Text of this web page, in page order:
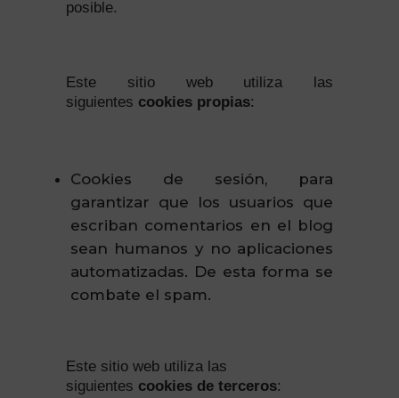
posible.
Este sitio web utiliza las
siguientes cookies propias:
Cookies de sesión, para
garantizar que los usuarios que
escriban comentarios en el blog
sean humanos y no aplicaciones
automatizadas. De esta forma se
combate el spam.
Este sitio web utiliza las
siguientes cookies de terceros: